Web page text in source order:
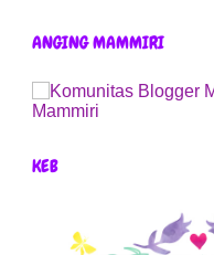
ANGING MAMMIRI
KEB